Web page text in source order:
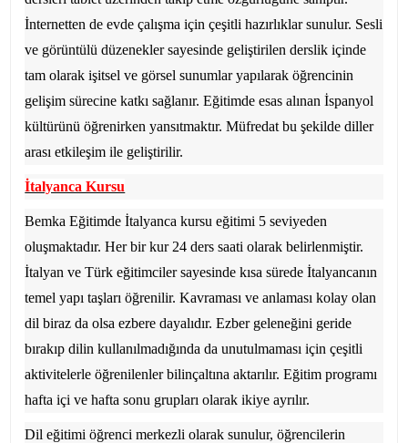
İnternetten de evde çalışma için çeşitli hazırlıklar sunulur. Sesli
ve görüntülü düzenekler sayesinde geliştirilen derslik içinde
tam olarak işitsel ve görsel sunumlar yapılarak öğrencinin
gelişim sürecine katkı sağlanır. Eğitimde esas alınan İspanyol
kültürünü öğrenirken yansıtmaktır. Müfredat bu şekilde diller
arası etkileşim ile geliştirilir.
İtalyanca Kursu
Bemka Eğitimde İtalyanca kursu eğitimi 5 seviyeden
oluşmaktadır. Her bir kur 24 ders saati olarak belirlenmiştir.
İtalyan ve Türk eğitimciler sayesinde kısa sürede İtalyancanın
temel yapı taşları öğrenilir. Kavraması ve anlaması kolay olan
dil biraz da olsa ezbere dayalıdır. Ezber geleneğini geride
bırakıp dilin kullanılmadığında da unutulmaması için çeşitli
aktivitelerle öğrenilenler bilinçaltına aktarılır. Eğitim programı
hafta içi ve hafta sonu grupları olarak ikiye ayrılır.
Dil eğitimi öğrenci merkezli olarak sunulur, öğrencilerin